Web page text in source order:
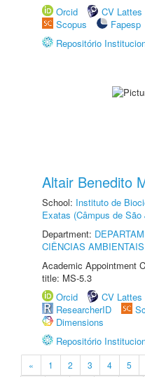
Orcid
CV Lattes
Scopus
Fapesp
Repositório
Altair Benedito
School: Instituto de
Exatas (Câmpus de
Department:
CIÊNCIAS AMBIENTAIS
Academic Appointment
title: MS-5.3
Orcid
CV Lattes
ResearcherID
Dimensions
Repositório
« 1 2 3 4 5